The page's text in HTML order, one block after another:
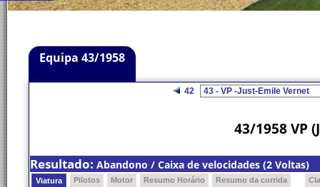
Equipa 43/1958
42
43/1958 VP
Resultado: Abandono / Caixa de velocidades (2 Voltas)
Viatura Pilotos Motor Resumo Horário Resumo da corrida